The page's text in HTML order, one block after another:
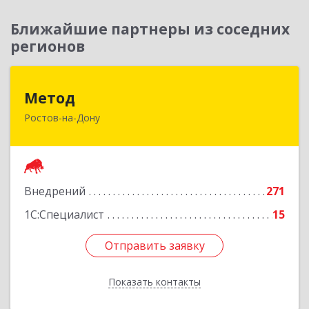
Ближайшие партнеры из соседних
регионов
Метод
Ростов-на-Дону
Внедрений
271
1С:Специалист
15
Отправить заявку
Показать контакты
344029, Ростовская обл, Ростов-на-Дону г,
Отправить заявку
Назад